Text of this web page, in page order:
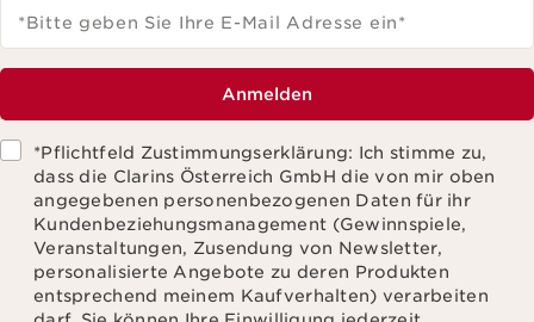
*Bitte geben Sie Ihre E-Mail Adresse ein*
Anmelden
*Pflichtfeld Zustimmungserklärung: Ich stimme zu,
dass die Clarins Österreich GmbH die von mir oben
angegebenen personenbezogenen Daten für ihr
Kundenbeziehungsmanagement (Gewinnspiele,
Veranstaltungen, Zusendung von Newsletter,
personalisierte Angebote zu deren Produkten
entsprechend meinem Kaufverhalten) verarbeiten